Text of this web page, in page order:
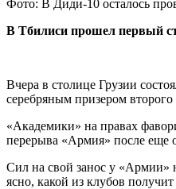
Фото: В Диди-10 осталось
В Тбилиси прошел первый
Вчера в столице Грузии
серебряным призером
«Академики» на правах
перерыва «Армия» после еще
Сил на свой занос у «Армии»
ясно, какой из клубов